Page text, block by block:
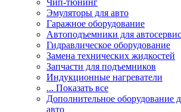
Чип-тюнинг
Эмуляторы для авто
Гаражное оборудование
Автоподъемники для
Гидравлическое оборудование
Замена технических жидкостей
Запчасти для подъемников
Индукционные нагреватели
... Показать все
Дополнительное оборудование
авто